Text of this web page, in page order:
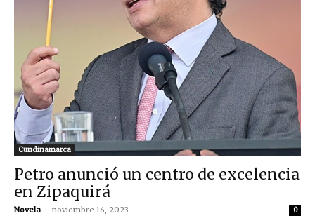
Cundinamarca
Petro anunció un centro de excelencia
en Zipaquirá
Novela - noviembre 16, 2023 0